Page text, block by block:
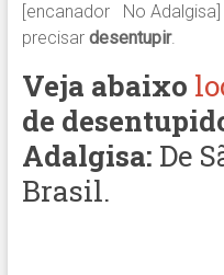
[encanador No Adalgisa]
precisar desentupir.
Veja abaixo
de
Adalgisa: De
Brasil.